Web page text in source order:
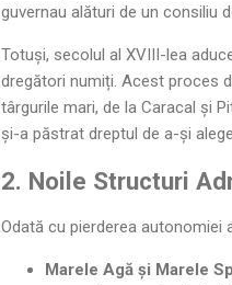
guvernau alături de un consiliu
Totuși, secolul al XVIII-lea
dregători numiți. Acest proces
târgurile mari, de la Caracal și
și-a păstrat dreptul de a-și
2. Noile Structuri
Odată cu pierderea autonomiei
Marele Agă și Marele